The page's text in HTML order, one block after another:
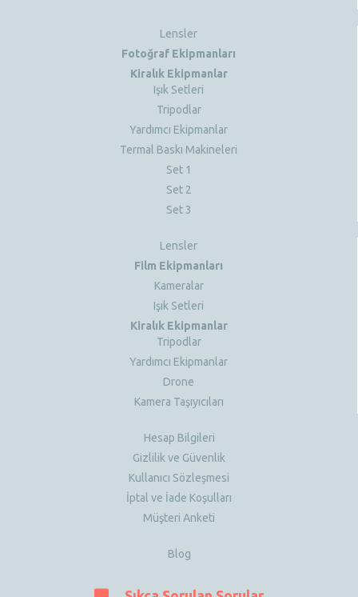
Lensler
Fotoğraf Ekipmanları
Kiralık Ekipmanlar
Işık Setleri
Tripodlar
Yardımcı Ekipmanlar
Termal Baskı Makineleri
Set 1
Set 2
Set 3
Lensler
Film Ekipmanları
Kameralar
Işık Setleri
Kiralık Ekipmanlar
Tripodlar
Yardımcı Ekipmanlar
Drone
Kamera Taşıyıcıları
Hesap Bilgileri
Gizlilik ve Güvenlik
Kullanıcı Sözleşmesi
İptal ve İade Koşulları
Müşteri Anketi
Blog